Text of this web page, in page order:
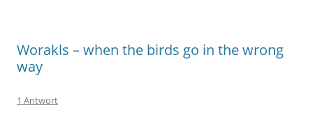
Worakls – when the birds go in the wrong
way
1 Antwort